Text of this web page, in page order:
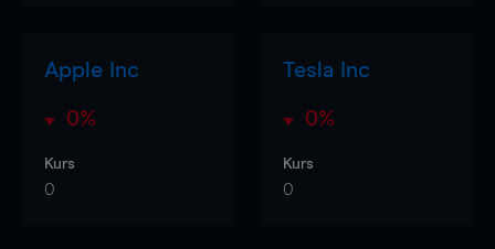
Apple Inc
0%
Kurs
0
Tesla Inc
0%
Kurs
0